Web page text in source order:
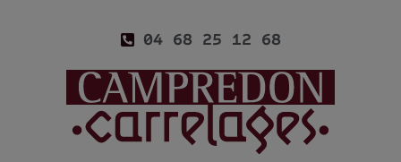
04 68 25 12 68